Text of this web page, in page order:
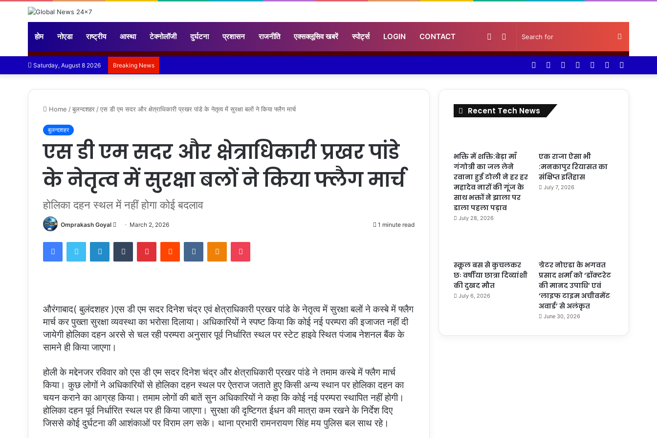
होम नोएडा राष्ट्रीय आस्था टेक्नोलॉजी दुर्घटना प्रशासन राजनीति एक्सक्लूसिव खबरें स्पोर्ट्स LOGIN CONTACT Search
for
Sidebar
Random
Saturday, August 8 2026 Breaking News
Random
Log
Instagram
YouTube
Twitter
Facebook
Home /बुलन्दशहर /एस डी एम सदर और क्षेत्राधिकारी प्रखर पांडे के नेतृत्व में सुरक्षा बलों ने किया फ्लैग मार्च
बुलन्दशहर
एस डी एम सदर और क्षेत्राधिकारी प्रखर पांडे
के नेतृत्व में सुरक्षा बलों ने किया फ्लैग मार्च
होलिका दहन स्थल में नहीं होगा कोई बदलाव
Omprakash Goyal
Send
email
March 2, 2026 1 minute read
FacebookTwitter LinkedInTumblr PinterestReddit VKontakteOdnoklassniki
Pocket
औरंगाबाद( बुलंदशहर )एस डी एम सदर दिनेश चंद्र एवं क्षेत्राधिकारी प्रखर पांडे के नेतृत्व में सुरक्षा बलों ने कस्बे में फ्लैग
मार्च कर पुख्ता सुरक्षा व्यवस्था का भरोसा दिलाया। अधिकारियों ने स्पष्ट किया कि कोई नई परम्परा की इजाजत नहीं दी
जायेगी होलिका दहन अरसे से चल रही परम्परा अनुसार पूर्व निर्धारित स्थल पर स्टेट हाइवे स्थित पंजाब नेशनल बैंक के
सामने ही किया जाएगा।
होली के मद्देनजर रविवार को एस डी एम सदर दिनेश चंद्र और क्षेत्राधिकारी प्रखर पांडे ने तमाम कस्बे में फ्लैग मार्च
किया। कुछ लोगों ने अधिकारियों से होलिका दहन स्थल पर ऐतराज जताते हुए किसी अन्य स्थान पर होलिका दहन का
चयन कराने का आग्रह किया। तमाम लोगों की बातें सुन अधिकारियों ने कहा कि कोई नई परम्परा स्थापित नहीं होगी।
होलिका दहन पूर्व निर्धारित स्थल पर ही किया जाएगा। सुरक्षा की दृष्टिगत ईधन की मात्रा कम रखने के निर्देश दिए
जिससे कोई दुर्घटना की आशंकाओं पर विराम लग सके। थाना प्रभारी रामनरायण सिंह मय पुलिस बल साथ रहे।
Recent Tech News
भक्ति में शक्ति:बेड़ा माँ
गंगोत्री का जल लेने
रवाना हुई टोली ने हर हर
महादेव नारों की गूंज के
साथ भक्तों ने झाला पर
डाला पहला पड़ाव
July 28, 2026
एक राजा ऐसा भी
:मनकापुर रियासत का
संक्षिप्त इतिहास
July 7, 2026
स्कूल बस से कुचलकर
छः वर्षीया छात्रा दिव्यांशी
की दुखद मौत
July 6, 2026
ग्रेटर नोएडा के भगवत
प्रसाद शर्मा को ‘डॉक्टरेट
की मानद उपाधि’ एवं
‘लाइफ टाइम अचीवमेंट
अवार्ड’ से अलंकृत
June 30, 2026